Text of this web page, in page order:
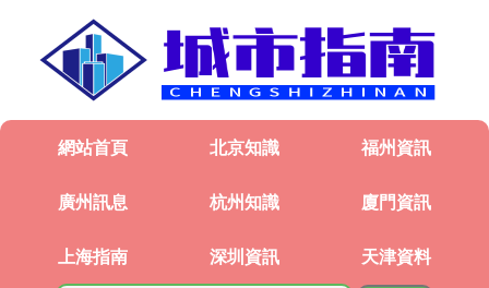
網站首頁 北京知識 福州資訊
廣州訊息 杭州知識 廈門資訊
上海指南 深圳資訊 天津資料